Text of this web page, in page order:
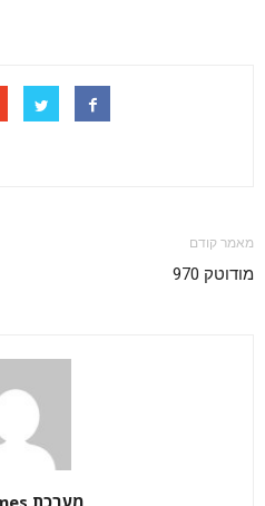
מאמר קודם
מודוטק 970
מערכת Tlv Times